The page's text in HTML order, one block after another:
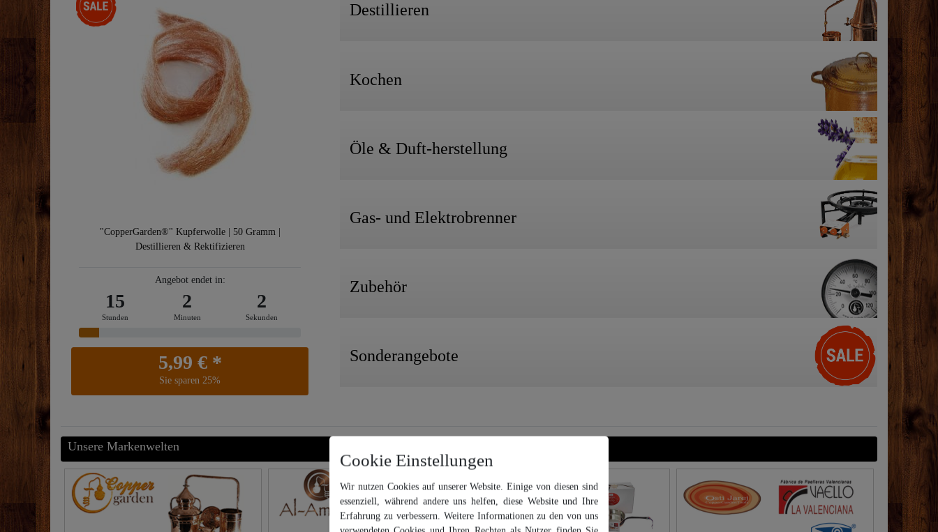
"CopperGarden®" Kupferwolle | 50 Gramm |
Destillieren & Rektifizieren
Angebot endet in:
15
Stunden
2
Minuten
0
Sekunden
Sie sparen 25%
5,99 € *
Destillieren
Kochen
Öle & Duft-herstellung
Gas- und Elektrobrenner
Zubehör
Sonderangebote
Unsere Markenwelten
Wir nutzen Cookies auf unserer Website. Einige von diesen sind
essenziell, während andere uns helfen, diese Website und Ihre
Cookie Einstellungen
Wir nutzen Cookies auf unserer Website. Einige von diesen sind
essenziell, während andere uns helfen, diese Website und Ihre
Erfahrung zu verbessern. Weitere Informationen zu den von uns